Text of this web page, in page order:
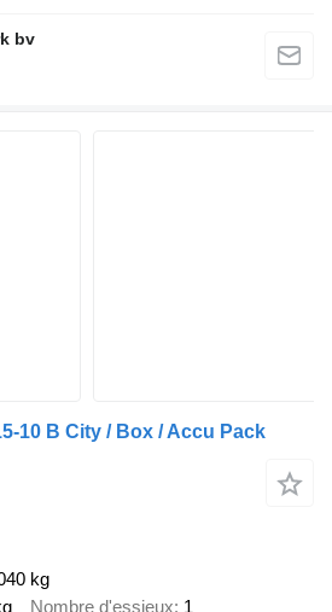
bv
10 B City / Box / Accu Pack
kg
Nombre d'essieux 1